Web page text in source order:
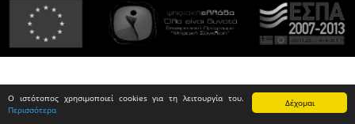
Δέχομαι
Ο ιστότοπος χρησιμοποιεί cookies για τη λειτουργία του.
Περισσότερα